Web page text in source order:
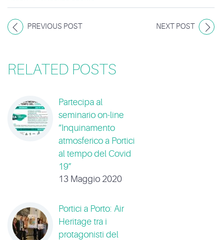
PREVIOUS POST NEXT POST
RELATED POSTS
Partecipa al
seminario on-line
“Inquinamento
atmosferico a Portici
al tempo del Covid
19”
13 Maggio 2020
Portici a Porto: Air
Heritage tra i
protagonisti del